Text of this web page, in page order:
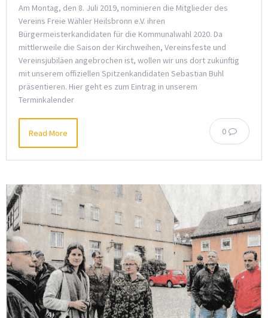
Am Montag, den 8. Juli 2019, nominieren die Mitglieder des
Vereins Freie Wähler Heilsbronn e.V. ihren
Bürgermeisterkandidaten für die Kommunalwahl 2020. Da
mittlerweile die Saison der Kirchweihen, Vereinsfeste und
Vereinsjubiläen angebrochen ist, wollen wir uns dort zukünftig
mit unserem offiziellen Spitzenkandidaten Sebastian Buhl
präsentieren. Hier geht es zum Eintrag in unserem
Terminkalender
0
Read More